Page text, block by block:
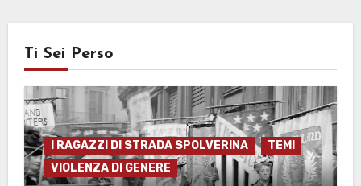
Ti Sei Perso
I RAGAZZI DI STRADA SPOLVERINA
TEMI
VIOLENZA DI GENERE